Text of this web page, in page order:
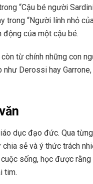
“Cậu bé người
trong “Người lính nhỏ
động của một cậu bé.
từ chính những con
Derossi hay
dục đạo đức. Qua
sẻ và ý thức trách
sống, học được
tim.